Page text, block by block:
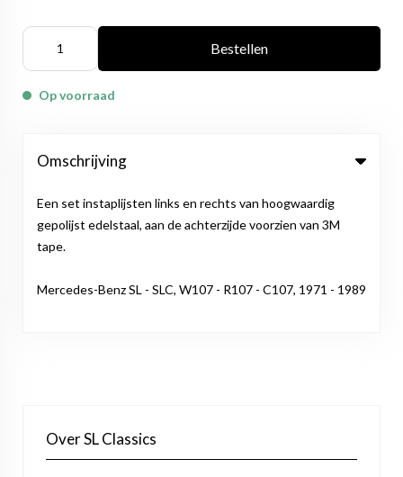
Bestellen
Op voorraad
Omschrijving
Een set instaplijsten links en rechts van hoogwaardig
gepolijst edelstaal, aan de achterzijde voorzien van 3M
tape.
Mercedes-Benz SL - SLC, W107 - R107 - C107, 1971 - 1989
Over SL Classics